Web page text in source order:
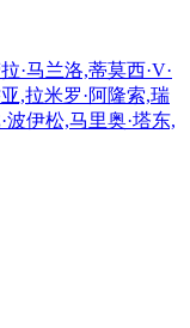
·马兰洛,蒂莫西·V·
,拉米罗·阿隆索,瑞
波伊松,马里奥·塔东,